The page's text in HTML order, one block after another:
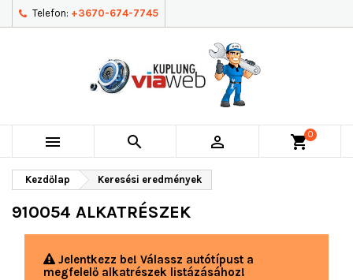
Telefon: +3670-674-7745
   shopping_cart0
Kezdőlap Keresési eredmények
910054 ALKATRÉSZEK
Jelentkezz be! Válassz autótípust a
megfelelő alkatrészek listázásához!